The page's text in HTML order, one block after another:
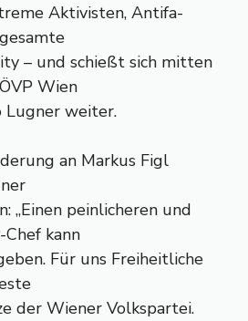
Aktivisten, Antifa-
– und schießt sich mitten
Wien
Lugner weiter.
an Markus Figl
„Einen peinlicheren und
Chef kann
Für uns Freiheitliche
der Wiener Volkspartei.